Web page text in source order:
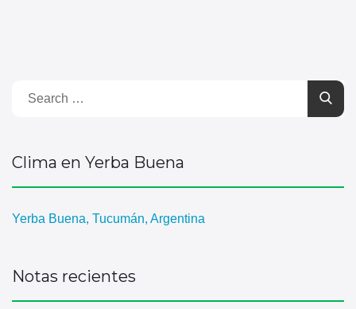
Clima en Yerba Buena
Yerba Buena, Tucumán, Argentina
Notas recientes